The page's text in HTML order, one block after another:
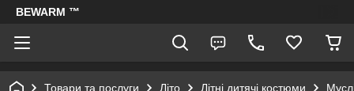
BEWARM ™
Товари та послуги Літо Літні дитячі костюми